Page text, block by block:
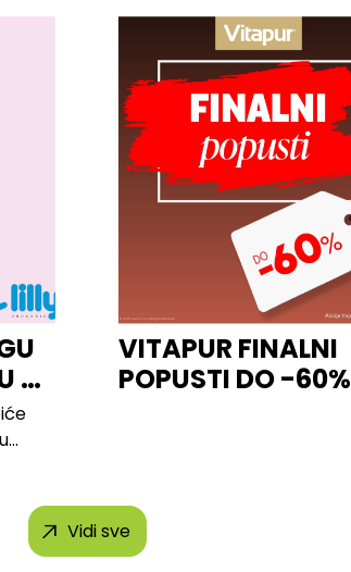
U
VITAPUR FINALNI
POPUSTI DO -60%
Vidi sve